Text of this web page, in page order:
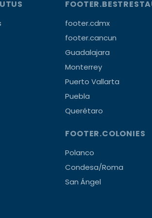
footer.cdmx
footer.cancun
Guadalajara
Monterrey
Puerto Vallarta
Puebla
Querétaro
FOOTER.COLONIES
Polanco
Condesa/Roma
San Ángel